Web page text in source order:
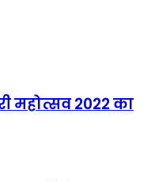
महोत्सव 2022 का